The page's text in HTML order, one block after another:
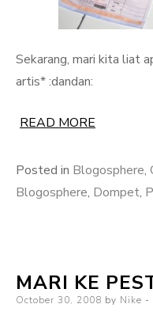
Sekarang, mari kita liat
artis* :dandan:
READ MORE
Posted in Blogosphere,
Blogosphere, Dompet,
MARI KE
Posted
October 30, 2008 by Nike